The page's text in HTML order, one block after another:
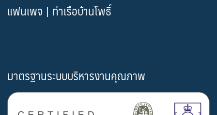
แฟนเพจ | ท่าเรือบ้านโพธิ์
มาตรฐานระบบบริหารงานคุณภาพ